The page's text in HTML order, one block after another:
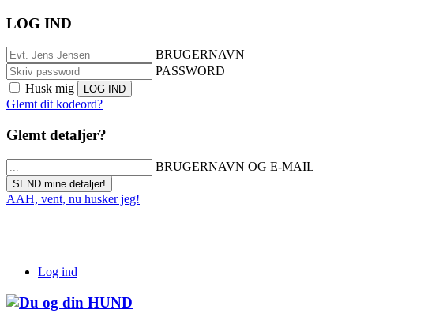
LOG IND
BRUGERNAVN
PASSWORD
Husk mig
Glemt dit kodeord?
Glemt detaljer?
BRUGERNAVN OG E-MAIL
AAH, vent, nu husker jeg!
Log ind